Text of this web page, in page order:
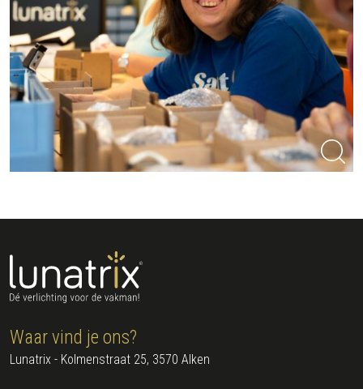
Waar vind je ons?
Lunatrix - Kolmenstraat 25, 3570 Alken